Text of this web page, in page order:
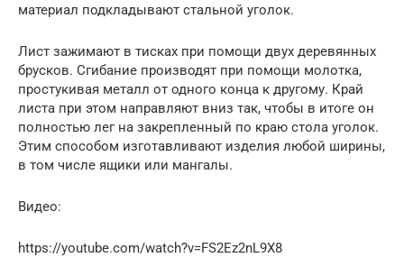
материал подкладывают стальной уголок.
Лист зажимают в тисках при помощи двух деревянных
брусков. Сгибание производят при помощи молотка,
простукивая металл от одного конца к другому. Край
листа при этом направляют вниз так, чтобы в итоге он
полностью лег на закрепленный по краю стола уголок.
Этим способом изготавливают изделия любой ширины,
в том числе ящики или мангалы.
Видео:
https://youtube.com/watch?v=FS2Ez2nL9X8